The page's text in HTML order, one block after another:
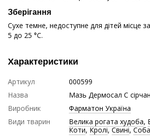
Зберігання
Сухе темне, недоступне для дітей місце
5 до 25 °С.
Характеристики
Артикул
000599
Назва
Мазь Дермосал С
Виробник
Фарматон Україна
Види тварин
Велика рогата худоба,
Коти,Кролі,Свині,